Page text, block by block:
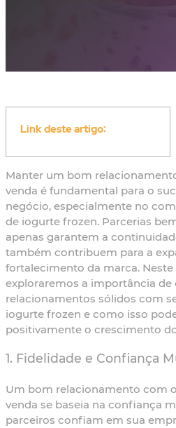
Link deste artigo:
Manter um bom
venda é fundamental para o
negócio, especialmente no
de iogurte frozen. Parcerias
apenas garantem a
também contribuem para a
fortalecimento da marca. Neste
exploraremos a importância de
relacionamentos sólidos com
iogurte frozen e como isso
positivamente o crescimento
1. Fidelidade e Confiança
Um bom relacionamento com
venda se baseia na confiança
parceiros confiam em sua